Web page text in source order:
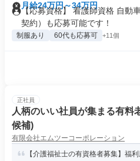
月給24万円～34万円
【応募資格】 看護師資格 自動
契約）も応募可能です！
制服あり 60代も応募可 +11個
正社員
人柄のいい社員が集まる有料
候補)
有限会社エムツーコーポレーション
【介護福祉士の有資格者募集】福